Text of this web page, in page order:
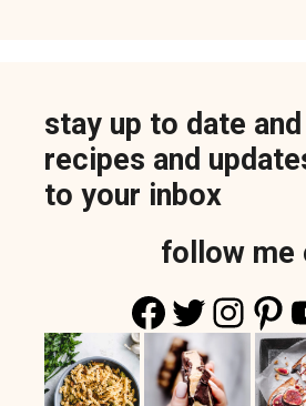
stay up to date
recipes and
to your inbox
follow me
Facebook
Twitter